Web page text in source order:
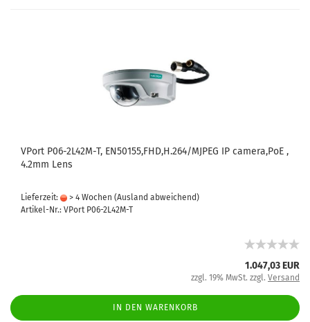
VPort P06-2L42M-T, EN50155,FHD,H.264/MJPEG IP camera,PoE ,
4.2mm Lens
Lieferzeit: > 4 Wochen (Ausland abweichend)
Artikel-Nr.: VPort P06-2L42M-T
1.047,03 EUR
zzgl. 19% MwSt. zzgl. Versand
IN DEN WARENKORB